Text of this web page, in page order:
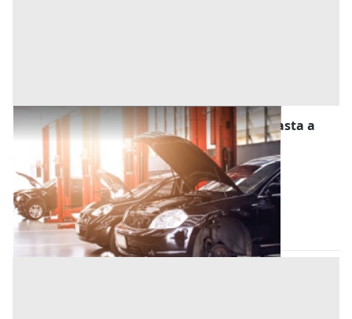
Stalle, Scuderie, Rimesse, Autorimesse all'asta a
Carolei
Carolei (Cosenza)
Offerta minima
1.879,61 € 2.506,14 €
Codice asta:2f841ba9
02/12/2026